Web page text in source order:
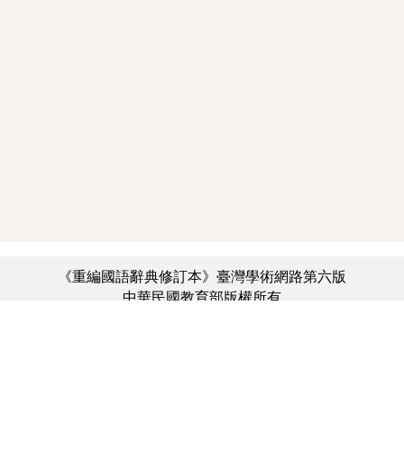
《重編國語辭典修訂本》臺灣學術網路第六版
中華民國教育部版權所有